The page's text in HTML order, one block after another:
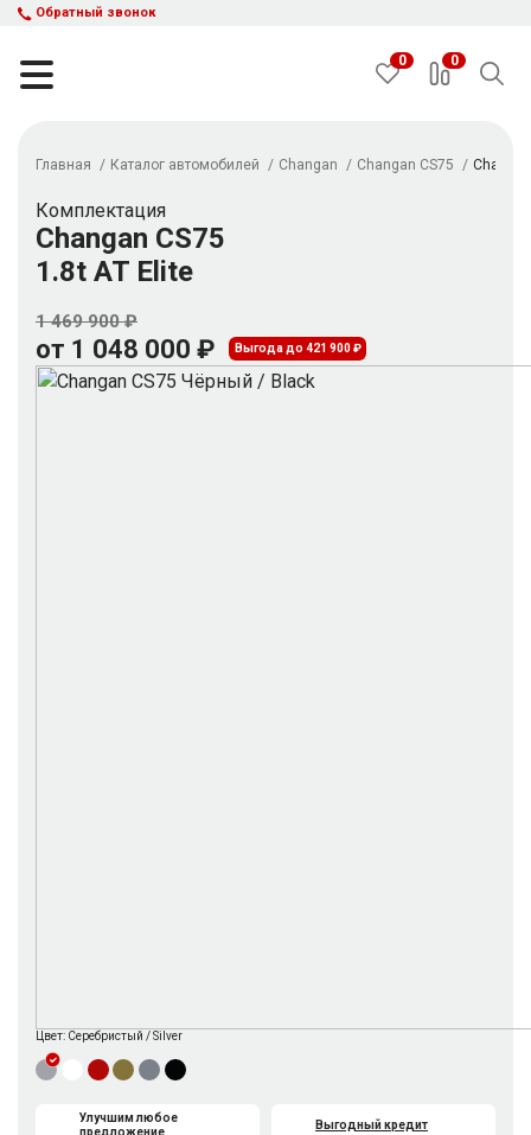
Обратный звонок
Кредит и рассрочка
Акции
Такси в кредит
Каталог автомобилей
0 0
Главная Каталог автомобилей Changan Changan CS75
Комплектация
Changan CS75
1.8t AT Elite
1 469 900 ₽
от 1 048 000 ₽ Выгода до 421 900 ₽
Цвет: Серебристый / Silver
Улучшим любое
предложение
Выгодный кредит